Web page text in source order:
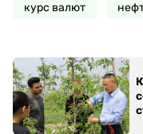
курс валют